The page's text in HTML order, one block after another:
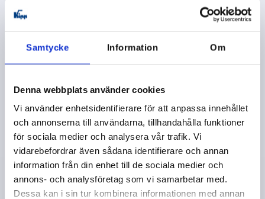
Samtycke Information Om
Denna webbplats använder cookies
Vi använder enhetsidentifierare för att anpassa innehållet
och annonserna till användarna, tillhandahålla funktioner
för sociala medier och analysera vår trafik. Vi
vidarebefordrar även sådana identifierare och annan
information från din enhet till de sociala medier och
annons- och analysföretag som vi samarbetar med.
Dessa kan i sin tur kombinera informationen med annan
LÅSSPAK MED TRYCKKNAPP ST.1 M05X35, PLAST
SVARTGRÅ RAL7021, KOMP:STÅL RÖD RAL3020
GÄNGA=M5
GÄNGLÄNGD=35
FÄRG GRUNDKROPP=SVARTGRÅ RAL 7021
STORLEK=1
D=10
D1=13 D2=14,5 H=25,5 H1=4
H2=15